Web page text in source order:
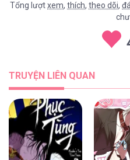
Cách Giết
Cách Giết
Tổng lượtxem, thích, theo dõi,
TRUYỆN LIÊN QUAN